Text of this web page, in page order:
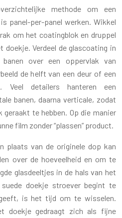
methode om een
panel-per-panel werken. Wikkel
om het coatingblok en druppel
doekje. Verdeel de glascoating in
over een oppervlak van
de helft van een deur of een
detailers hanteren een
banen, daarna verticale, zodat
te hebben. Op die manier
film zonder “plassen” product.
plaats van de originele dop kan
over de hoeveelheid en om te
glasdeeltjes in de hals van het
doekje stroever begint te
is het tijd om te wisselen.
doekje gedraagt zich als fijne